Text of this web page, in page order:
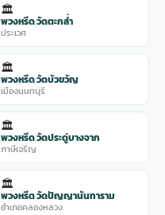
🏛️
พวงหรีด วัดตะกล่ำ
ประเวศ
🏛️
พวงหรีด วัดบัวขวัญ
เมืองนนทบุรี
🏛️
พวงหรีด วัดประดู่บางจาก
ภาษีเจริญ
🏛️
พวงหรีด วัดปัญญานันทาราม
อำเภอคลองหลวง